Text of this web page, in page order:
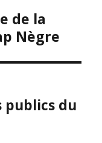
de la
Nègre
publics du